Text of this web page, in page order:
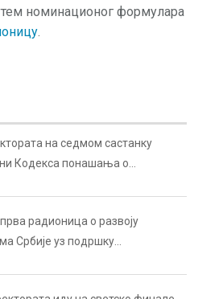
номинационог формулара
.
на седмом састанку
Кодекса понашања о
радиоактивних извора у
радионица о развоју
Србије уз подршку